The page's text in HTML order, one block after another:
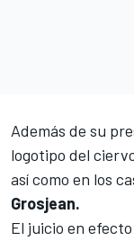
Además de su
logotipo del
así como en los
Grosjean.
El juicio en